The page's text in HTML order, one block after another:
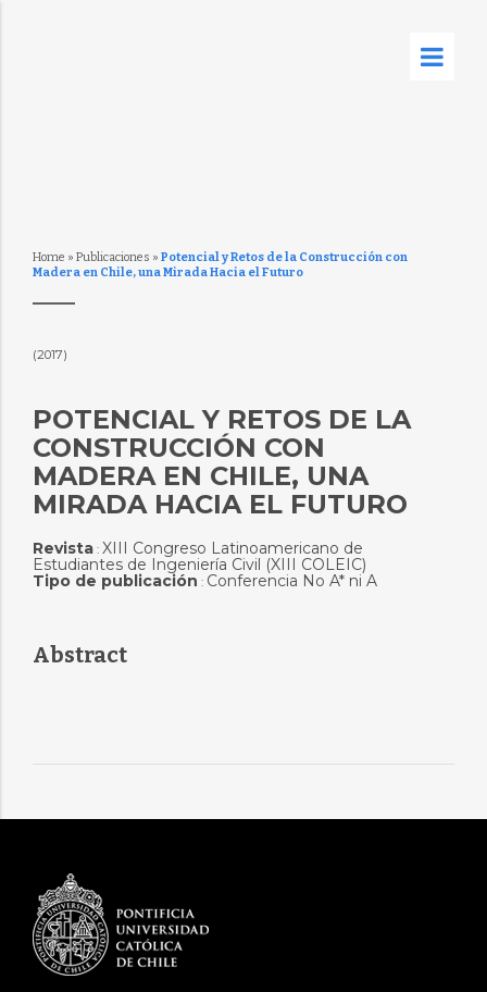
Home » Publicaciones » Potencial y Retos de la Construcción con
Madera en Chile, una Mirada Hacia el Futuro
(2017)
POTENCIAL Y RETOS DE LA
CONSTRUCCIÓN CON
MADERA EN CHILE, UNA
MIRADA HACIA EL FUTURO
Revista: XIII Congreso Latinoamericano de
Estudiantes de Ingeniería Civil (XIII COLEIC)
Tipo de publicación : Conferencia No A* ni A
Abstract